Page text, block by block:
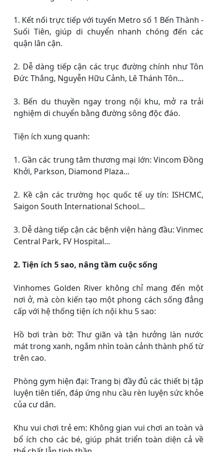
1. Kết nối trực tiếp với tuyến Metro số 1 Bến Thành -
Suối Tiên, giúp di chuyển nhanh chóng đến các
quận lân cận.
2. Dễ dàng tiếp cận các trục đường chính như Tôn
Đức Thắng, Nguyễn Hữu Cảnh, Lê Thánh Tôn...
3. Bến du thuyền ngay trong nội khu, mở ra trải
nghiệm di chuyển bằng đường sông độc đáo.
Tiện ích xung quanh:
1. Gần các trung tâm thương mại lớn: Vincom Đồng
Khởi, Parkson, Diamond Plaza...
2. Kề cận các trường học quốc tế uy tín: ISHCMC,
Saigon South International School...
3. Dễ dàng tiếp cận các bệnh viện hàng đầu: Vinmec
Central Park, FV Hospital...
2. Tiện ích 5 sao, nâng tầm cuộc sống
Vinhomes Golden River không chỉ mang đến một
nơi ở, mà còn kiến tạo một phong cách sống đẳng
cấp với hệ thống tiện ích nội khu 5 sao:
Hồ bơi tràn bờ: Thư giãn và tận hưởng làn nước
mát trong xanh, ngắm nhìn toàn cảnh thành phố từ
trên cao.
Phòng gym hiện đại: Trang bị đầy đủ các thiết bị tập
luyện tiên tiến, đáp ứng nhu cầu rèn luyện sức khỏe
của cư dân.
Khu vui chơi trẻ em: Không gian vui chơi an toàn và
bổ ích cho các bé, giúp phát triển toàn diện cả về